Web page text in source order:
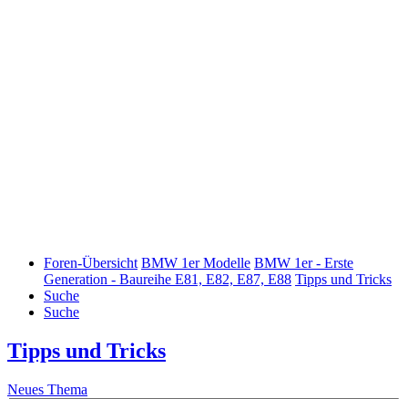
Foren-Übersicht BMW 1er Modelle BMW 1er - Erste
Generation - Baureihe E81, E82, E87, E88 Tipps und Tricks
Suche
Suche
Tipps und Tricks
Neues Thema